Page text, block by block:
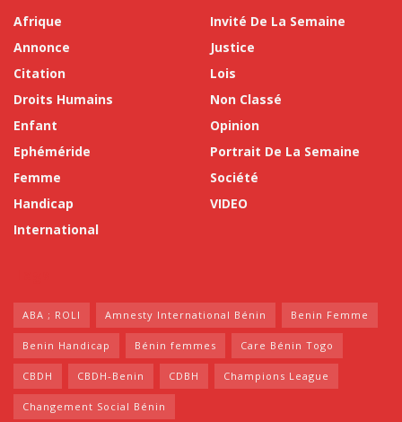
Afrique
Annonce
Citation
Droits Humains
Enfant
Ephéméride
Femme
Handicap
International
Invité De La Semaine
Justice
Lois
Non Classé
Opinion
Portrait De La Semaine
Société
VIDEO
ABA ; ROLI Amnesty International Bénin Benin Femme
Benin Handicap Bénin femmes Care Bénin Togo
CBDH CBDH-Benin CDBH Champions League
Changement Social Bénin